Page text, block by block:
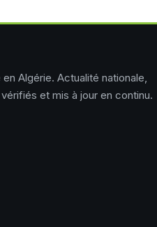
Algérie. Actualité nationale,
et mis à jour en continu.